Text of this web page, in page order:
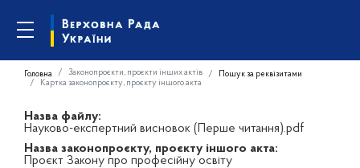
Головна Законопроєкти, проєкти інших актів
Пошук за реквізитами
Картка законопроєкту, проєкту іншого акта
Назва файлу:
Науково-експертний висновок (Перше читання).pdf
Назва законопроєкту, проєкту іншого акта:
Проєкт Закону про професійну освіту